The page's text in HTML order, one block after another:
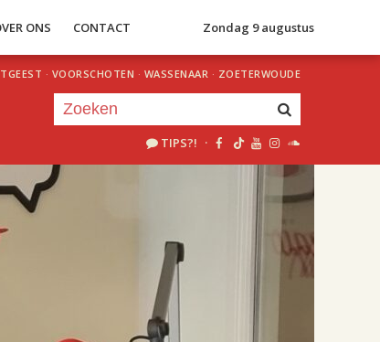
ONS CONTACT Zondag 9 augustus
· VOORSCHOTEN · WASSENAAR · ZOETERWOUDE
TIPS?! ·
uur 1 van 2
Volgend uur